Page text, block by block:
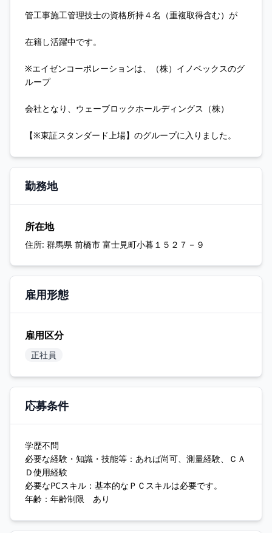
管工事施工管理技士の資格所持４名（重複取得含む）が
在籍し活躍中です。
※エイゼンコーポレーションは、（株）イノベックスのグ
ループ
会社となり、ウェーブロックホールディングス（株）
【※東証スタンダード上場】のグループに入りました。
勤務地
所在地
住所: 群馬県 前橋市 富士見町小暮１５２７－９
雇用形態
雇用区分
正社員
応募条件
学歴不問
必要な経験・知識・技能等：あれば尚可、測量経験、ＣＡ
Ｄ使用経験
必要なPCスキル：基本的なＰＣスキルは必要です。
年齢：年齢制限 あり